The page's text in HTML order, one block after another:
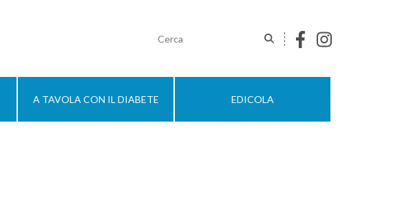
A TAVOLA CON IL DIABETE EDICOLA